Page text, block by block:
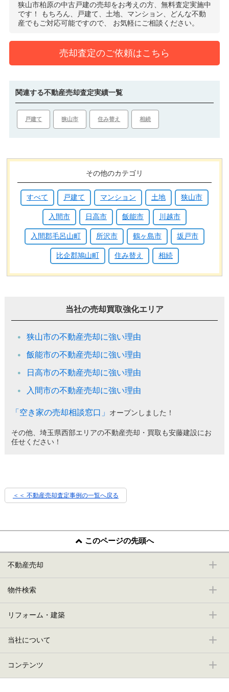
狭山市柏原の中古戸建の売却をお考えの方、無料査定実施中
です！
もちろん、戸建て、土地、マンション、どんな不動
産でもご対応可能ですので、
お気軽にご相談ください。
売却査定のご依頼はこちら
関連する不動産売却査定実績一覧
戸建て 狭山市 住み替え 相続
その他のカテゴリ
すべて 戸建て マンション 土地 狭山市
入間市 日高市 飯能市 川越市
入間郡毛呂山町 所沢市 鶴ヶ島市 坂戸市
比企郡鳩山町 住み替え 相続
当社の売却買取強化エリア
狭山市の不動産売却に強い理由
飯能市の不動産売却に強い理由
日高市の不動産売却に強い理由
入間市の不動産売却に強い理由
「空き家の売却相談窓口」 オープンしました！
その他、埼玉県西部エリアの不動産売却・買取も安藤建設にお
任せください！
＜＜ 不動産売却査定事例の一覧へ戻る
このページの先頭へ
不動産売却
物件検索
リフォーム・建築
当社について
コンテンツ